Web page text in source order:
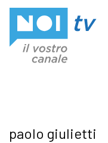
paolo giulietti